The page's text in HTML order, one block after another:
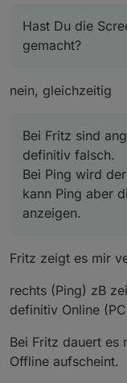
Bei Ping
Ping aber
Nutzt Du
Hast Du die
gemacht?
nein, gleichzeitig
Bei Fritz sind
definitiv falsch.
Bei Ping wird
kann Ping aber
anzeigen.
Fritz zeigt es mir
rechts (Ping) zB
definitiv Online
Bei Fritz dauert es
Offline aufscheint.